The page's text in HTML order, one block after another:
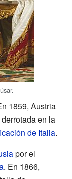
1859, Austria
en la
de Italia.
por el
. En 1866,